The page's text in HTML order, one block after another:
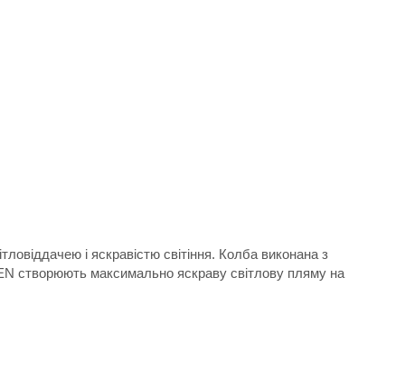
і яскравістю світіння. Колба виконана з
створюють максимально яскраву світлову пляму на